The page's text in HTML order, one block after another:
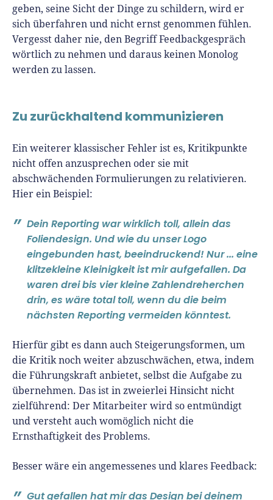
geben, seine Sicht der Dinge zu schildern, wird er
sich überfahren und nicht ernst genommen fühlen.
Vergesst daher nie, den Begriff Feedbackgespräch
wörtlich zu nehmen und daraus keinen Monolog
werden zu lassen.
Zu zurückhaltend kommunizieren
Ein weiterer klassischer Fehler ist es, Kritikpunkte
nicht offen anzusprechen oder sie mit
abschwächenden Formulierungen zu relativieren.
Hier ein Beispiel:
Dein Reporting war wirklich toll, allein das
Foliendesign. Und wie du unser Logo
eingebunden hast, beeindruckend! Nur ... eine
klitzekleine Kleinigkeit ist mir aufgefallen. Da
waren drei bis vier kleine Zahlendreherchen
drin, es wäre total toll, wenn du die beim
nächsten Reporting vermeiden könntest.
Hierfür gibt es dann auch Steigerungsformen, um
die Kritik noch weiter abzuschwächen, etwa, indem
die Führungskraft anbietet, selbst die Aufgabe zu
übernehmen. Das ist in zweierlei Hinsicht nicht
zielführend: Der Mitarbeiter wird so entmündigt
und versteht auch womöglich nicht die
Ernsthaftigkeit des Problems.
Besser wäre ein angemessenes und klares Feedback:
Gut gefallen hat mir das Design bei deinem